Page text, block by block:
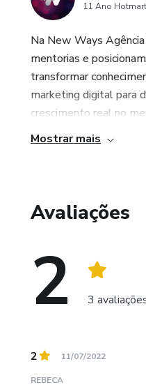
11 Ano
Na New Ways
mentorias e
transformar
marketing digital para
crescimento real no
Mostrar mais
Avaliações
2 3
2 11/07/2022
REBECA